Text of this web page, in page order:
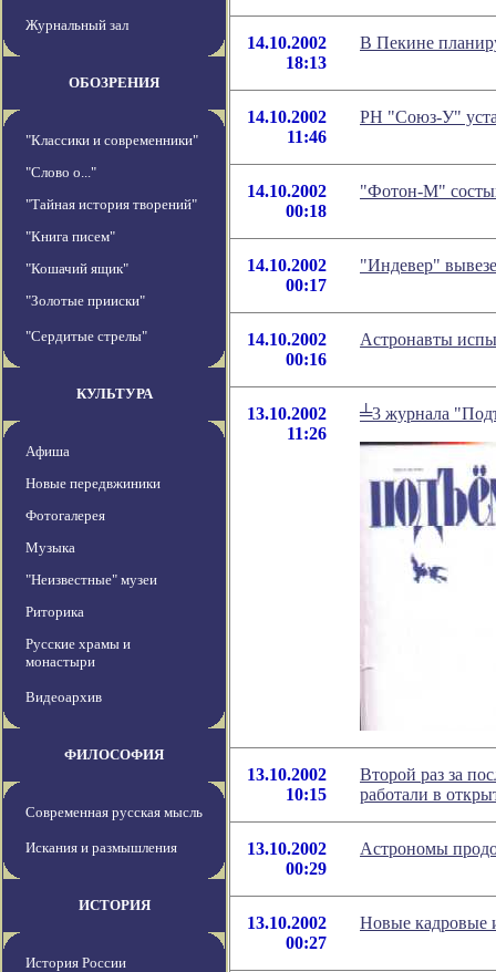
Журнальный зал
ОБОЗРЕНИЯ
"Классики и современники"
"Слово о..."
"Тайная история творений"
"Книга писем"
"Кошачий ящик"
"Золотые прииски"
"Сердитые стрелы"
КУЛЬТУРА
Афиша
Новые передвжиники
Фотогалерея
Музыка
"Неизвестные" музеи
Риторика
Русские храмы и
монастыри
Видеоархив
ФИЛОСОФИЯ
Современная русская мысль
Искания и размышления
ИСТОРИЯ
История России
14.10.2002
18:13
В Пекине
14.10.2002
11:46
РН "Союз-У"
14.10.2002
00:18
"Фотон-М"
14.10.2002
00:17
"Индевер"
14.10.2002
00:16
Астронавты
13.10.2002
11:26
╧3 журнала
13.10.2002
10:15
Второй раз за
работали в
13.10.2002
00:29
Астрономы
13.10.2002
00:27
Новые